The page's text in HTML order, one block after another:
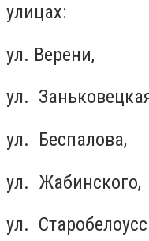
улицах:
ул. Верени,
ул.
ул. Беспалова,
ул. Жабинского,
ул.